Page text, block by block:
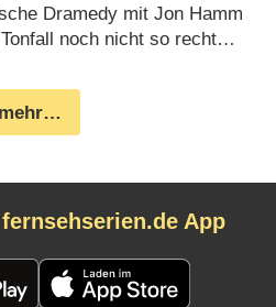
Dramedy mit Jon Hamm
noch nicht so recht
mehr…
fernsehserien.de App